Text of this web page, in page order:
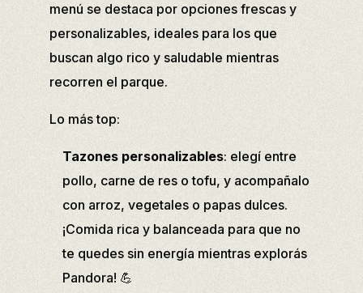
menú se destaca por opciones frescas y
personalizables, ideales para los que
buscan algo rico y saludable mientras
recorren el parque.
Lo más top:
Tazones personalizables: elegí entre
pollo, carne de res o tofu, y acompañalo
con arroz, vegetales o papas dulces.
¡Comida rica y balanceada para que no
te quedes sin energía mientras explorás
Pandora! 💪